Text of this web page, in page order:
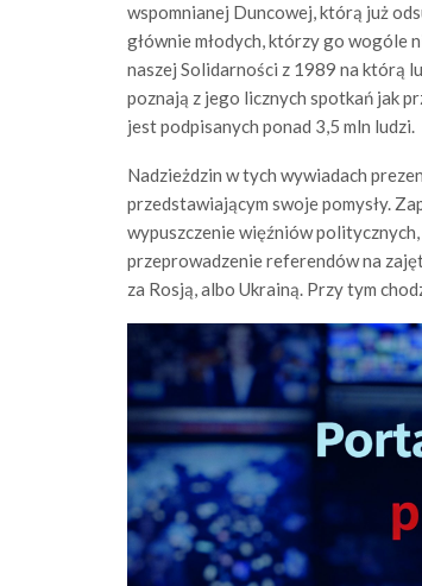
wspomnianej Duncowej, którą już
głównie młodych, którzy go wogóle
naszej Solidarności z 1989 na którą
poznają z jego licznych spotkań jak
jest podpisanych ponad 3,5 mln ludzi.
Nadzieżdzin w tych wywiadach
przedstawiającym swoje pomysły.
wypuszczenie więźniów
przeprowadzenie referendów na
za Rosją, albo Ukrainą. Przy tym